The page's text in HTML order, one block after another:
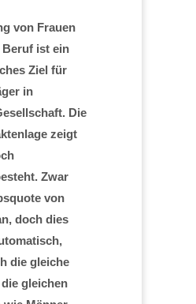
von Frauen
Beruf ist ein
Ziel für
in
Die
zeigt
Zwar
von
doch dies
die gleiche
gleichen